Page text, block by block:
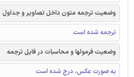
وضعیت ترجمه متون داخل تصاویر و جداول
ترجمه شده است
وضعیت فرمولها و محاسبات در فایل ترجمه
به صورت عکس، درج شده است